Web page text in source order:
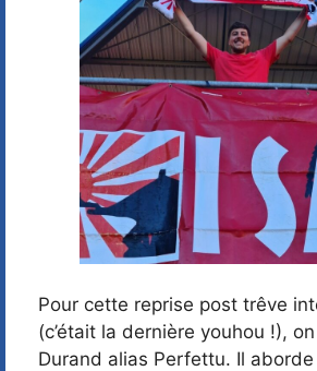
Pour cette reprise post trêve
(c’était la dernière youhou !),
Durand alias Perfettu. Il